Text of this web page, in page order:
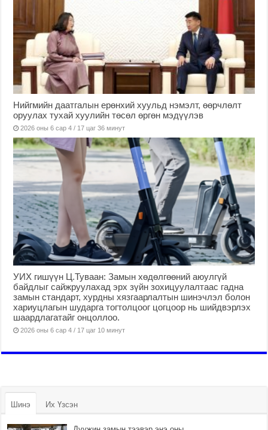
Нийгмийн даатгалын ерөнхий хуульд нэмэлт, өөрчлөлт
оруулах тухай хуулийн төсөл өргөн мэдүүлэв
2026 оны 6 сар 4 / 17 цаг 36 минут
УИХ гишүүн Ц.Туваан: Замын хөдөлгөөний аюулгүй
байдлыг сайжруулахад эрх зүйн зохицуулалтаас гадна
замын стандарт, хурдны хязгаарлалтын шинэчлэл болон
хариуцлагын шударга тогтолцоог цогцоор нь шийдвэрлэх
шаардлагатайг онцоллоо.
2026 оны 6 сар 4 / 17 цаг 10 минут
Шинэ Их Үзсэн